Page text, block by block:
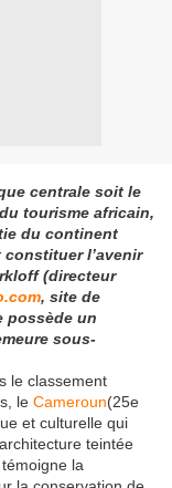
centrale soit le
tourisme africain,
du continent
l’avenir
(directeur
, site de
possède un
sous-
le classement
le Cameroun(25e
et culturelle qui
teintée
la